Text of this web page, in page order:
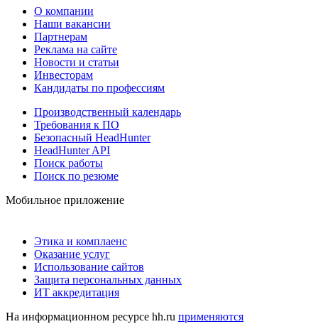
О компании
Наши вакансии
Партнерам
Реклама на сайте
Новости и статьи
Инвесторам
Кандидаты по профессиям
Производственный календарь
Требования к ПО
Безопасный HeadHunter
HeadHunter API
Поиск работы
Поиск по резюме
Мобильное приложение
Этика и комплаенс
Оказание услуг
Использование сайтов
Защита персональных данных
ИТ аккредитация
На информационном ресурсе hh.ru применяются